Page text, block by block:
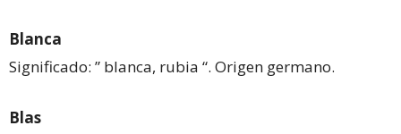
Blanca
Significado: ” blanca, rubia “. Origen germano.
Blas